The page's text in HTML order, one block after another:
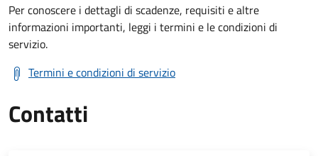
Per conoscere i dettagli di scadenze, requisiti e altre
informazioni importanti, leggi i termini e le condizioni di
servizio.
Termini e condizioni di servizio
Contatti